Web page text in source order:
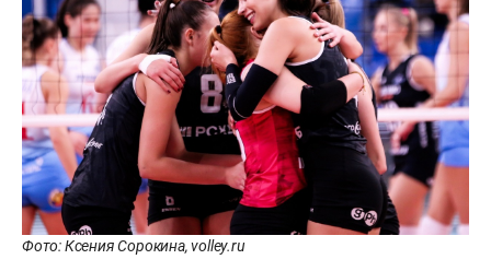
Фото: Ксения Сорокина, volley.ru